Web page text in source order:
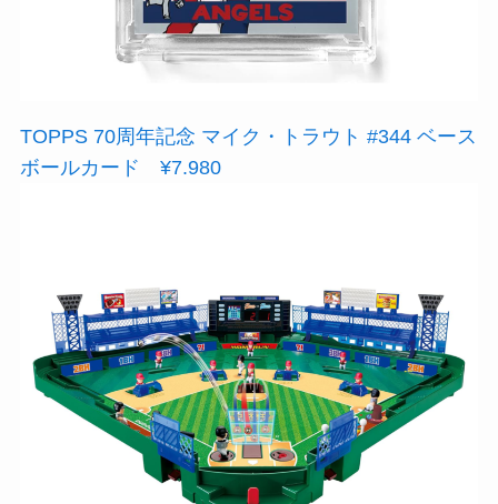
TOPPS 70周年記念 マイク・トラウト #344 ベース
ボールカード ¥7.980